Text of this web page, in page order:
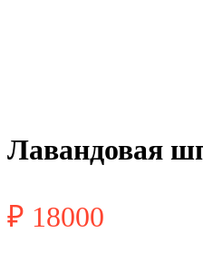
Лавандовая
₽ 18000